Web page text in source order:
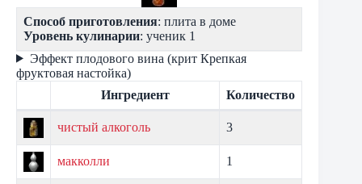
Способ приготовления: плита в доме
Уровень кулинарии: ученик 1
Эффект плодового вина (крит Крепкая
фруктовая настойка)
Ингредиент
Количество
чистый алкоголь 3
макколли 1